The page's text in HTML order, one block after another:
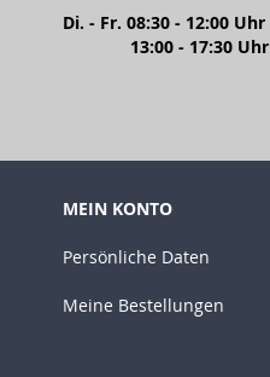
Di. - Fr. 08:30 - 12:00 Uhr
13:00 - 17:30 Uhr
MEIN KONTO
Persönliche Daten
Meine Bestellungen